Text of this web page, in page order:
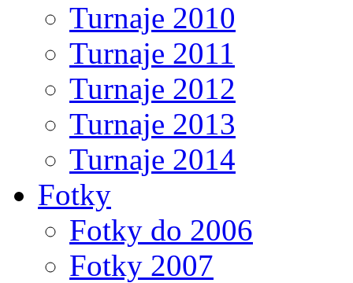
Turnaje 2010
Turnaje 2011
Turnaje 2012
Turnaje 2013
Turnaje 2014
Fotky
Fotky do 2006
Fotky 2007